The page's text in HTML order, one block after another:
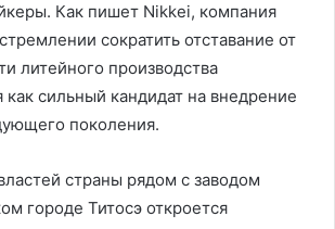
Как пишет Nikkei, компания
сократить отставание от
литейного производства
как сильный кандидат на внедрение
поколения.
страны рядом с заводом
городе Титосэ откроется